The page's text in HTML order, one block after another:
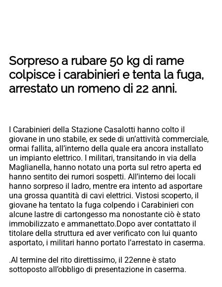
Sorpreso a rubare 50 kg di rame
colpisce i carabinieri e tenta la fuga,
arrestato un romeno di 22 anni.
I Carabinieri della Stazione Casalotti hanno colto il
giovane in uno stabile, ex sede di un’attività commerciale,
ormai fallita, all’interno della quale era ancora installato
un impianto elettrico. I militari, transitando in via della
Maglianella, hanno notato una porta sul retro aperta ed
hanno sentito dei rumori sospetti. All’interno dei locali
hanno sorpreso il ladro, mentre era intento ad asportare
una grossa quantità di cavi elettrici. Vistosi scoperto, il
giovane ha tentato la fuga colpendo i Carabinieri con
alcune lastre di cartongesso ma nonostante ciò è stato
immobilizzato e ammanettato.Dopo aver contattato il
titolare della struttura ed aver verificato con lui quanto
asportato, i militari hanno portato l’arrestato in caserma.
.Al termine del rito direttissimo, il 22enne è stato
sottoposto all’obbligo di presentazione in caserma.